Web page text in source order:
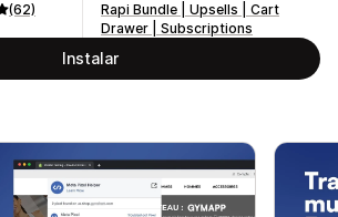
(62)
Rapi Bundle | Upsells | Cart
Drawer | Subscriptions
Instalar